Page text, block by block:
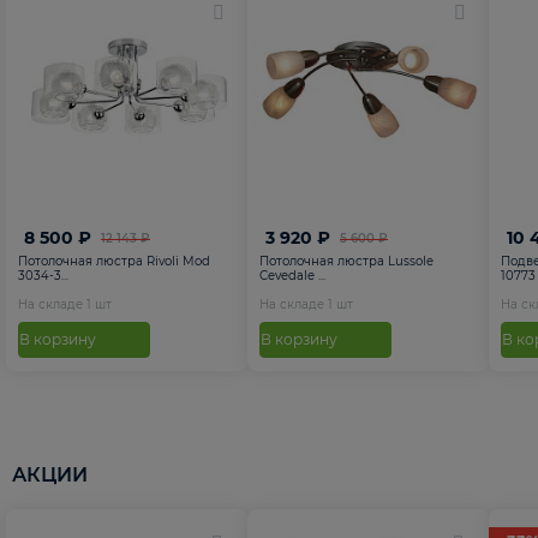
12 143 ₽
8 500 ₽
Потолочная люстра Rivoli Mod
3034-3...
На складе 1 шт
В корзину
5 600 ₽
3 920 ₽
Потолочная люстра Lussole
Cevedale ...
На складе 1 шт
В корзину
10
10773
На
В
АКЦИИ